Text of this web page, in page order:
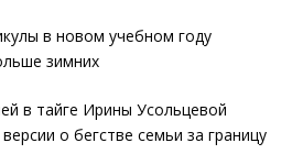
в новом учебном году
зимних
в тайге Ирины Усольцевой
о бегстве семьи за границу